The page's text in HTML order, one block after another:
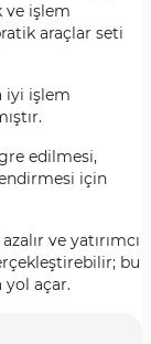
ve işlem
araçlar seti
iyi işlem
edilmesi,
için
ve yatırımcı
bu
açar.